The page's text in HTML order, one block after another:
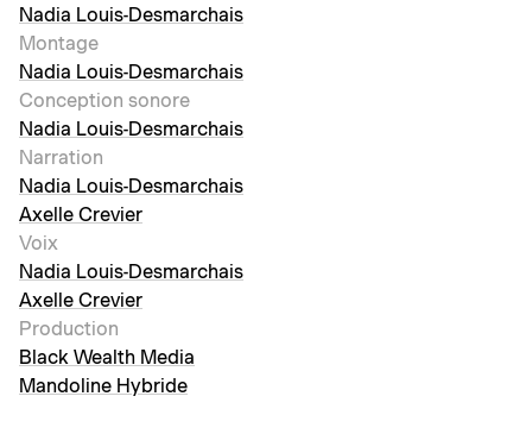
Nadia Louis-Desmarchais
Montage
Nadia Louis-Desmarchais
Conception sonore
Nadia Louis-Desmarchais
Narration
Nadia Louis-Desmarchais
Axelle Crevier
Voix
Nadia Louis-Desmarchais
Axelle Crevier
Production
Black Wealth Media
Mandoline Hybride